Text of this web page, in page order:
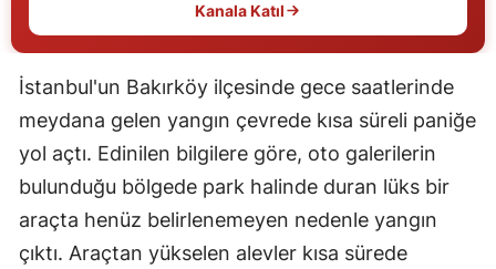
Gümüşhane
Hakkari
Hatay
Isparta
Mersin
İstanbul
Kanala Katıl
İstanbul'un Bakırköy ilçesinde gece saatlerinde
meydana gelen yangın çevrede kısa süreli paniğe
yol açtı. Edinilen bilgilere göre, oto galerilerin
bulunduğu bölgede park halinde duran lüks bir
araçta henüz belirlenemeyen nedenle yangın
çıktı. Araçtan yükselen alevler kısa sürede